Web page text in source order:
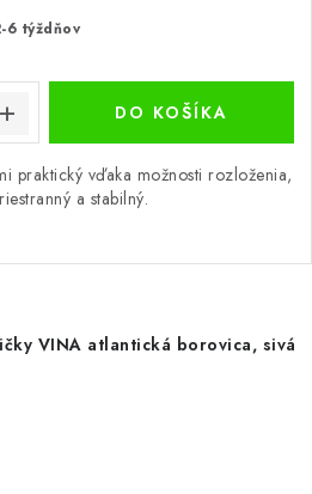
6 týždňov
DO KOŠÍKA
praktický vďaka možnosti rozloženia,
a stabilný.
VINA atlantická borovica, sivá